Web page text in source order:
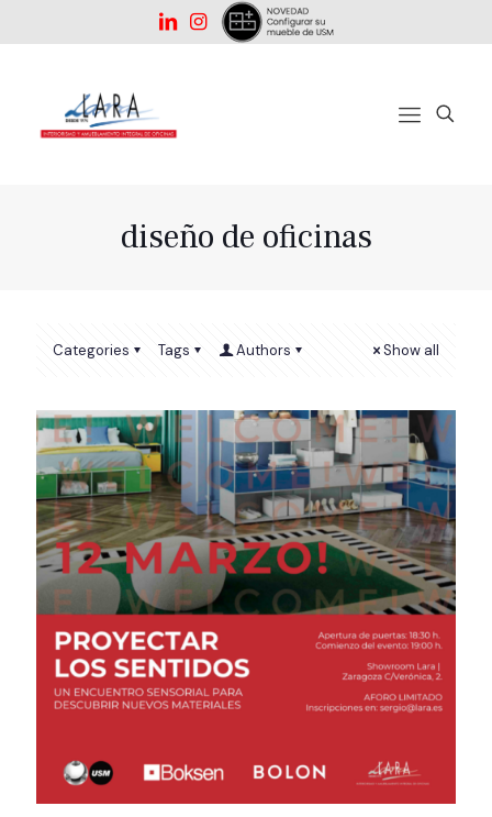
diseño de oficinas
Categories Tags Authors Show all